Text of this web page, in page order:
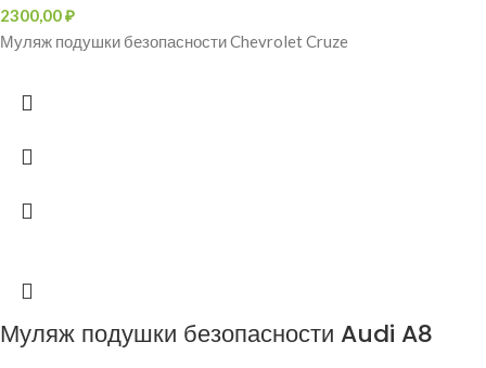
2300,00₽
Муляж подушки безопасности Chevrolet Cruze
Муляж подушки безопасности Audi A8